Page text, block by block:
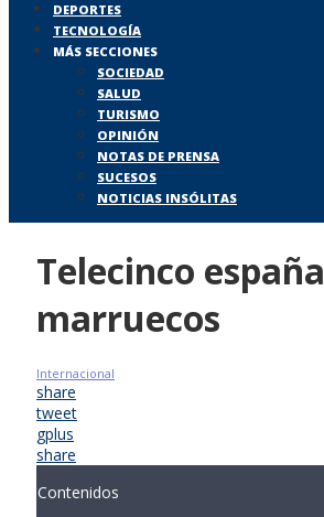
DEPORTES
TECNOLOGÍA
MÁS SECCIONES
SOCIEDAD
SALUD
TURISMO
OPINIÓN
NOTAS DE PRENSA
SUCESOS
NOTICIAS INSÓLITAS
Telecinco españa
marruecos
Internacional
share
tweet
gplus
share
Contenidos